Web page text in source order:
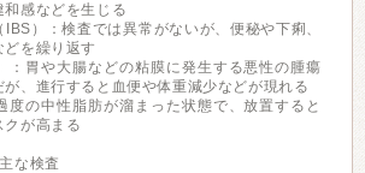
感などを生じる
IBS）：検査では異常がないが、便秘や下痢、
どを繰り返す
：胃や大腸などの粘膜に発生する悪性の腫瘍
、進行すると血便や体重減少などが現れる
度の中性脂肪が溜まった状態で、放置すると
クが高まる
な検査